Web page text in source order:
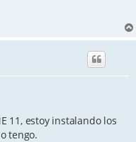
11, estoy instalando los
tengo.